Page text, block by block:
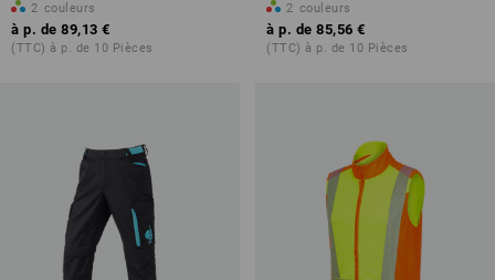
2 couleurs
à p. de 89,13 €
(TTC) à p. de 10 Pièces
2 couleurs
à p. de 85,56 €
(TTC) à p. de 10 Pièces